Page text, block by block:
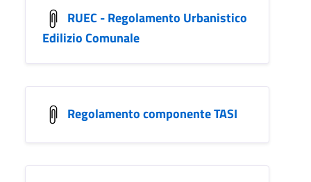
RUEC - Regolamento Urbanistico
Edilizio Comunale
Regolamento componente TASI